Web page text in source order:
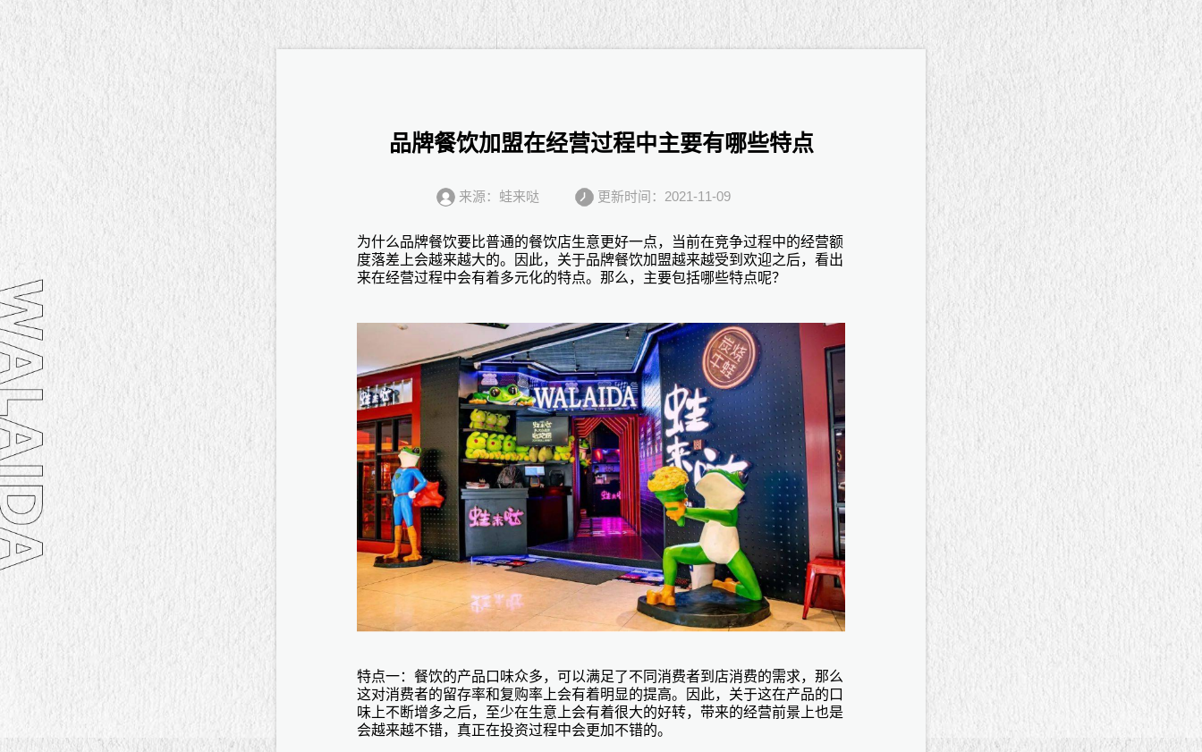
品牌餐饮加盟在经营过程中主要有哪些特点
来源：蛙来哒 更新时间：2021-11-09
为什么品牌餐饮要比普通的餐饮店生意更好一点，当前在竞争过程中的经营额
度落差上会越来越大的。因此，关于品牌餐饮加盟越来越受到欢迎之后，看出
来在经营过程中会有着多元化的特点。那么，主要包括哪些特点呢？
特点一：餐饮的产品口味众多，可以满足了不同消费者到店消费的需求，那么
这对消费者的留存率和复购率上会有着明显的提高。因此，关于这在产品的口
味上不断增多之后，至少在生意上会有着很大的好转，带来的经营前景上也是
会越来越不错，真正在投资过程中会更加不错的。